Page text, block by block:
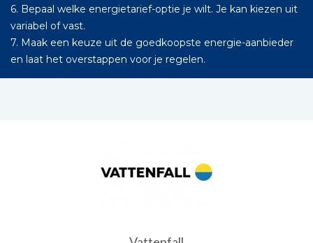
6. Bepaal welke energietarief-optie je wilt. Je kan kiezen uit
variabel of vast.
7. Maak een keuze uit de goedkoopste energie-aanbieder
en laat het overstappen voor je regelen.